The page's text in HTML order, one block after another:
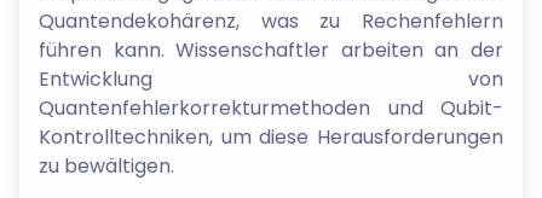
Quantendekohärenz, was zu Rechenfehlern
führen kann. Wissenschaftler arbeiten an der
Entwicklung von
Quantenfehlerkorrekturmethoden und Qubit-
Kontrolltechniken, um diese Herausforderungen
zu bewältigen.